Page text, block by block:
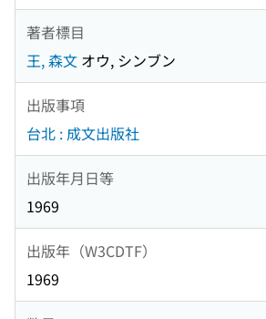
著者標目
王, 森文 オウ, シンブン
出版事項
台北 : 成文出版社
出版年月日等
1969
出版年（W3CDTF）
1969